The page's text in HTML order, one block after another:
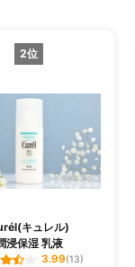
2位
キュレル)
浸保湿 乳液
3.99(13)